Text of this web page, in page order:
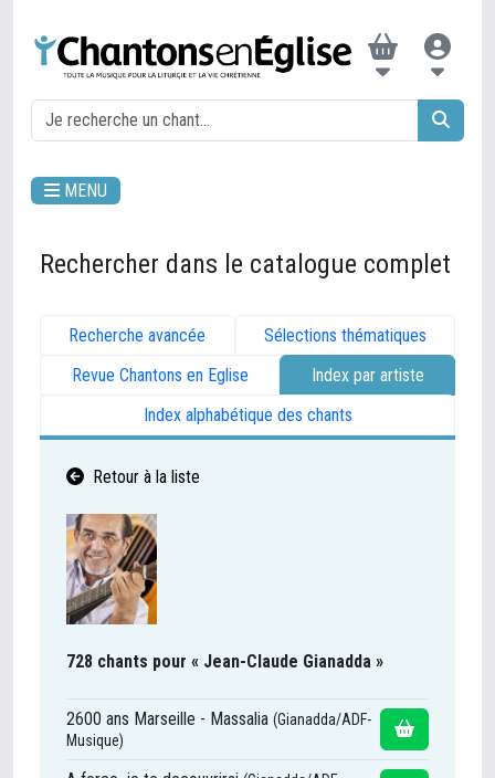
MENU
Rechercher dans le catalogue complet
Recherche avancée
Sélections thématiques
Revue Chantons en Eglise
Index par artiste
Index alphabétique des chants
Retour à la liste
728 chants pour « Jean-Claude Gianadda »
2600 ans Marseille - Massalia (Gianadda/ADF-
Musique)